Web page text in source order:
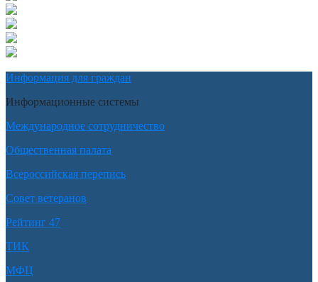
Информация для граждан
Информационные системы
Международное сотрудничество
Общественная палата
Всероссийская перепись
Совет ветеранов
Рейтинг 47
ТИК
МФЦ